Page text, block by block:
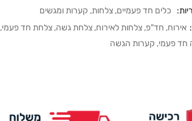
כלים חד פעמיים, צלחות, קערות ומגשים
אירוח, חד"פ, צלחות לאירוח, צלחת גשה, צלחת חד פעמי,
חד פעמי, קערות הגשה